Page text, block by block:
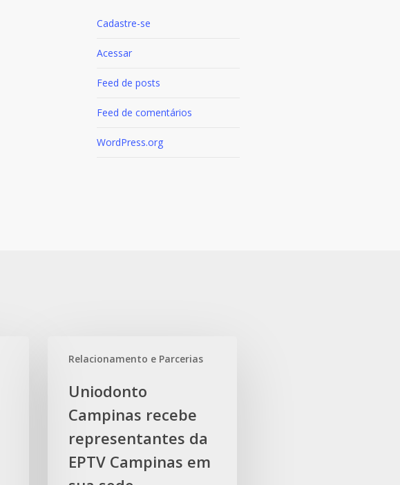
Cadastre-se
Acessar
Feed de posts
Feed de comentários
WordPress.org
Relacionamento e Parcerias
Campinas
representantes
EPTV
Uniodonto
Campinas recebe
representantes da
EPTV Campinas em